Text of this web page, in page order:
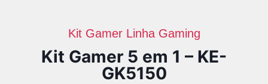
Kit Gamer Linha Gaming
Kit Gamer 5 em 1 – KE-
GK5150